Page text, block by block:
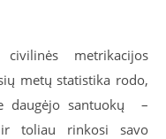
metrikacijos
metų statistika rodo,
daugėjo santuokų –
toliau rinkosi savo